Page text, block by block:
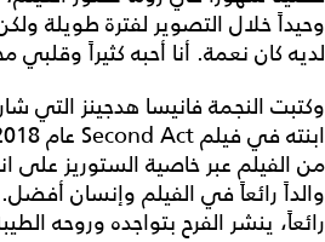
وحيداً خلال التصوير لفترة طويلة
لديه كان نعمة. أنا أحبه كثيراً وقلبي
وكتبت النجمة فانيسا هدجينز التي
من الفيلم عبر خاصية الستوريز على
والداً رائعاً في الفيلم وإنسان
رائعاً، ينشر الفرح بتواجده وروحه